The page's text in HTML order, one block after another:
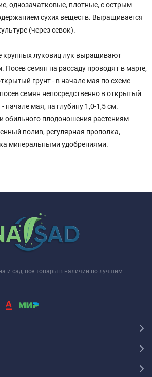
однозачатковые, плотные, с острым
сухих веществ. Выращивается
(через севок).
крупных луковиц лук выращивают
Посев семян на рассаду проводят в марте,
грунт - в начале мая по схеме
семян непосредственно в открытый
начале мая, на глубину 1,0-1,5 см.
обильного плодоношения растениям
полив, регулярная прополка,
минеральными удобрениями.
и сад, все товары в наличии по лучшим